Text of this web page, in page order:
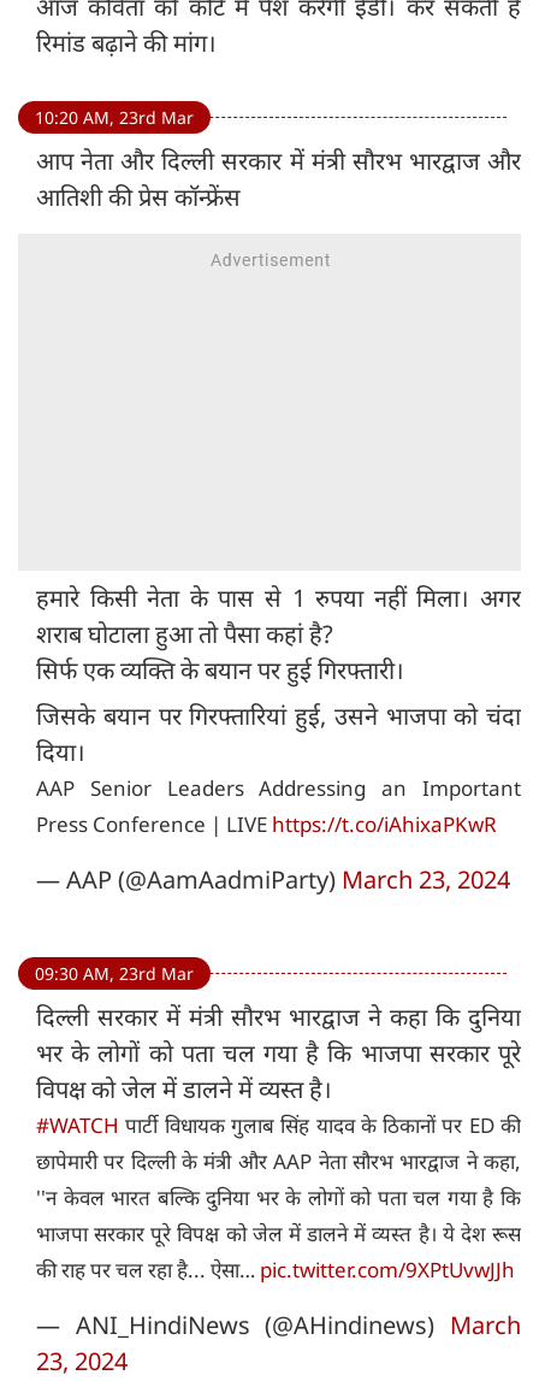
आज कविता को कोर्ट में पेश करेंगी ईडी। कर सकती है
रिमांड बढ़ाने की मांग।
10:20 AM, 23rd Mar
आप नेता और दिल्ली सरकार में मंत्री सौरभ भारद्वाज और
आतिशी की प्रेस कॉन्फ्रेंस
हमारे किसी नेता के पास से 1 रुपया नहीं मिला। अगर
शराब घोटाला हुआ तो पैसा कहां है?
सिर्फ एक व्यक्ति के बयान पर हुई गिरफ्तारी।
जिसके बयान पर गिरफ्तारियां हुई, उसने भाजपा को चंदा
दिया।
AAP Senior Leaders Addressing an Important
Press Conference | LIVE https://t.co/iAhixaPKwR
— AAP (@AamAadmiParty) March 23, 2024
09:30 AM, 23rd Mar
दिल्ली सरकार में मंत्री सौरभ भारद्वाज ने कहा कि दुनिया
भर के लोगों को पता चल गया है कि भाजपा सरकार पूरे
विपक्ष को जेल में डालने में व्यस्त है।
#WATCH पार्टी विधायक गुलाब सिंह यादव के ठिकानों पर ED की
छापेमारी पर दिल्ली के मंत्री और AAP नेता सौरभ भारद्वाज ने कहा,
''न केवल भारत बल्कि दुनिया भर के लोगों को पता चल गया है कि
भाजपा सरकार पूरे विपक्ष को जेल में डालने में व्यस्त है। ये देश रूस
की राह पर चल रहा है... ऐसा… pic.twitter.com/9XPtUvwJJh
— ANI_HindiNews (@AHindinews) March
23, 2024